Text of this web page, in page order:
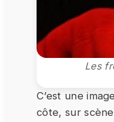
Les
C’est une
côte, sur